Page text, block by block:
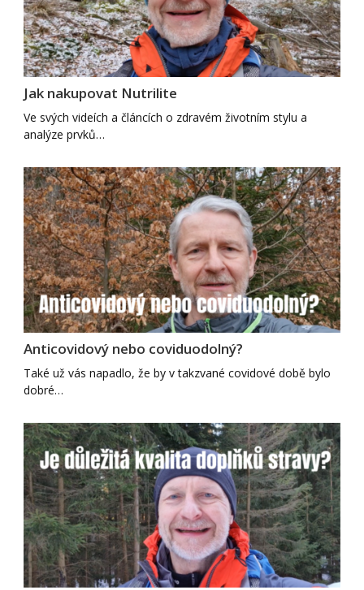
Jak nakupovat Nutrilite
Ve svých videích a článcích o zdravém životním stylu a
analýze prvků…
Anticovidový nebo coviduodolný?
Také už vás napadlo, že by v takzvané covidové době bylo
dobré…